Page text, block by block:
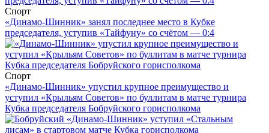
Спорт
«Динамо-Шинник» занял последнее место в Кубке
председателя, уступив «Тайфуну» со счётом — 0:4
Спорт
«Динамо-Шинник» упустил крупное преимущество и
уступил «Крыльям Советов» по буллитам в матче турнира
Кубка председателя Бобруйского горисполкома